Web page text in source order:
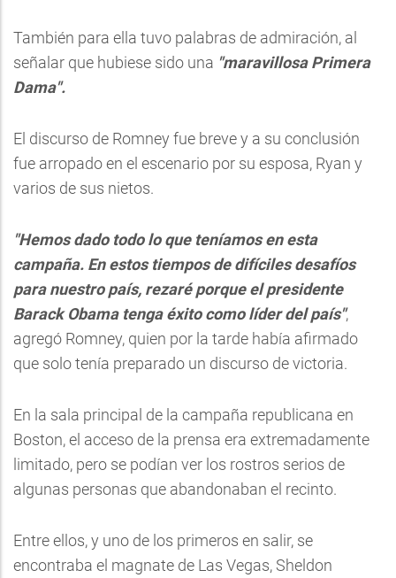
También para ella tuvo palabras de admiración, al
señalar que hubiese sido una "maravillosa Primera
Dama".
El discurso de Romney fue breve y a su conclusión
fue arropado en el escenario por su esposa, Ryan y
varios de sus nietos.
"Hemos dado todo lo que teníamos en esta
campaña. En estos tiempos de difíciles desafíos
para nuestro país, rezaré porque el presidente
Barack Obama tenga éxito como líder del país",
agregó Romney, quien por la tarde había afirmado
que solo tenía preparado un discurso de victoria.
En la sala principal de la campaña republicana en
Boston, el acceso de la prensa era extremadamente
limitado, pero se podían ver los rostros serios de
algunas personas que abandonaban el recinto.
Entre ellos, y uno de los primeros en salir, se
encontraba el magnate de Las Vegas, Sheldon